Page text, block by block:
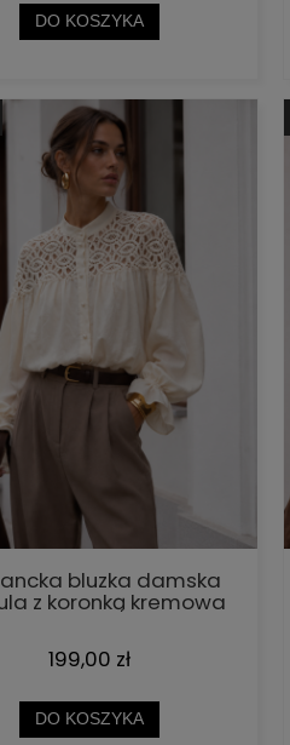
DO KOSZYKA
bluzka damska
z koronką kremowa
199,00 zł
DO KOSZYKA